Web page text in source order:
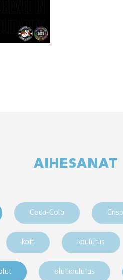
AIHESANAT
Coca-Cola Crisp
koff koulutus
olutkoulutus